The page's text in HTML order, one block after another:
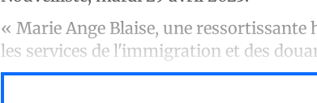
« Marie Ange Blaise, une ressortissante
les services de l'immigration et des